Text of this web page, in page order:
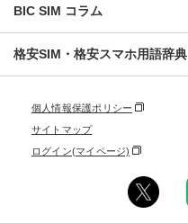
BIC SIM コラム
格安SIM・格安スマホ用語辞典
個人情報保護ポリシー
サイトマップ
ログイン(マイページ)